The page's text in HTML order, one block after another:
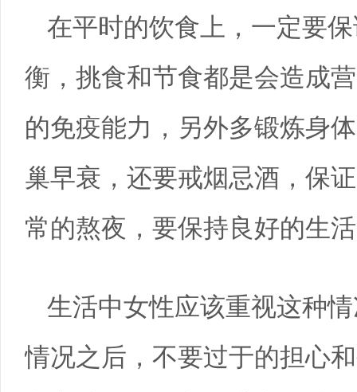
在平时的饮食上，一定要
衡，挑食和节食都是会造成
的免疫能力，另外多锻炼身
巢早衰，还要戒烟忌酒，保
常的熬夜，要保持良好的生
生活中女性应该重视这种
情况之后，不要过于的担心